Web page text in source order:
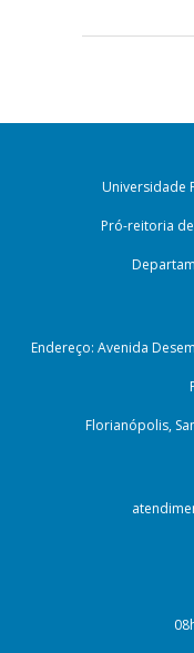
Universidade
Pró-reitoria de
Endereço: Avenida
Florianópolis,